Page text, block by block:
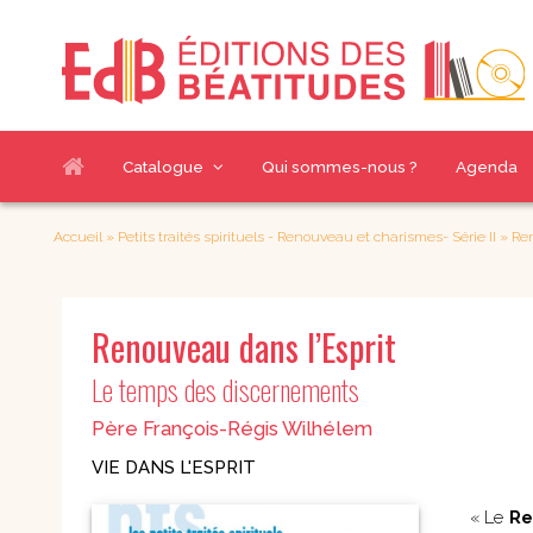
Catalogue
Nos sélections
Meilleures ventes
Index des auteurs
Notre catalogue
Thématiques livres
Couple et famille
Eglise et sacrements
Evangélisation et
Judaïsme
Prière et Méditations
Communautés
Romans
Qui sommes-nous ? Agenda
Accueil» Petits traités spirituels - Renouveau et charismes- Série II »
Renouveau dans l’Esprit
Le temps des discernements
Père François-Régis Wilhélem
VIE DANS L'ESPRIT
« Le